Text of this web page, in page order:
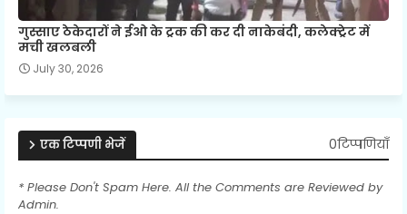
गुस्साए ठेकेदारों ने ईओ के ट्रक की कर दी नाकेबंदी, कलेक्ट्रेट में
मची खलबली
July 30, 2026
एक टिप्पणी भेजें 0टिप्पणियाँ
* Please Don't Spam Here. All the Comments are Reviewed by
Admin.